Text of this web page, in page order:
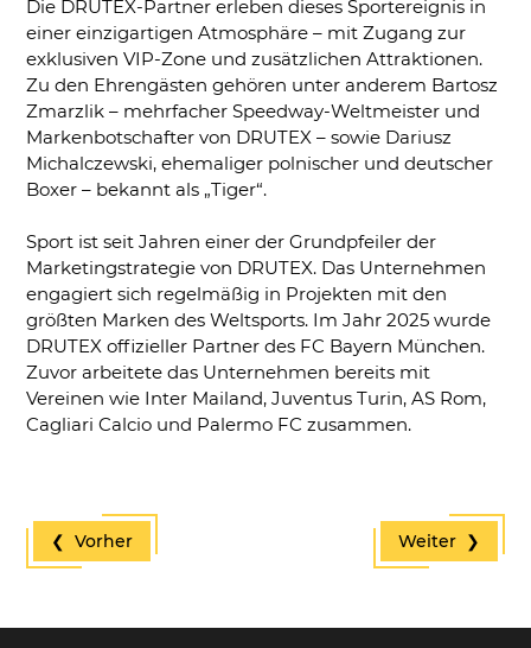
Die DRUTEX-Partner erleben dieses Sportereignis in
einer einzigartigen Atmosphäre – mit Zugang zur
exklusiven VIP-Zone und zusätzlichen Attraktionen.
Zu den Ehrengästen gehören unter anderem Bartosz
Zmarzlik – mehrfacher Speedway-Weltmeister und
Markenbotschafter von DRUTEX – sowie Dariusz
Michalczewski, ehemaliger polnischer und deutscher
Boxer – bekannt als „Tiger“.
Sport ist seit Jahren einer der Grundpfeiler der
Marketingstrategie von DRUTEX. Das Unternehmen
engagiert sich regelmäßig in Projekten mit den
größten Marken des Weltsports. Im Jahr 2025 wurde
DRUTEX offizieller Partner des FC Bayern München.
Zuvor arbeitete das Unternehmen bereits mit
Vereinen wie Inter Mailand, Juventus Turin, AS Rom,
Cagliari Calcio und Palermo FC zusammen.
❮ Vorher Weiter ❯